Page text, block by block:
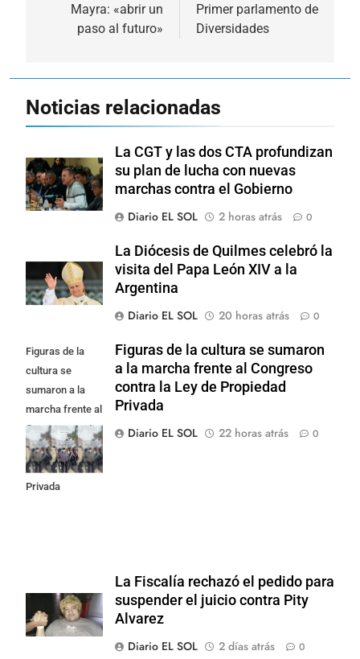
entradas
Mayra: «abrir un
paso al futuro»
Primer parlamento de
Diversidades
Noticias relacionadas
La CGT y las dos CTA profundizan
su plan de lucha con nuevas
marchas contra el Gobierno
Diario EL SOL
2 horas atrás 0
La Diócesis de Quilmes celebró la
visita del Papa León XIV a la
Argentina
Diario EL SOL
20 horas atrás 0
Figuras de la
cultura se
sumaron a la
marcha frente al
Congreso contra
la Ley de
Propiedad
Privada
Figuras de la cultura se sumaron
a la marcha frente al Congreso
contra la Ley de Propiedad
Privada
Diario EL SOL
22 horas atrás 0
La Fiscalía rechazó el pedido para
suspender el juicio contra Pity
Alvarez
Diario EL SOL
2 días atrás 0